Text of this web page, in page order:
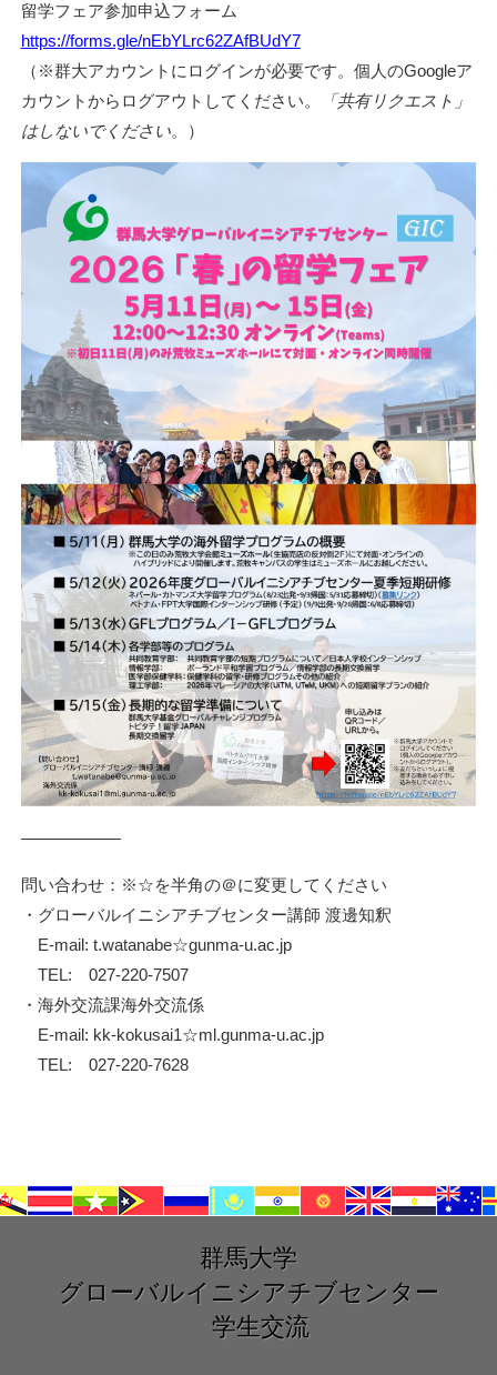
留学フェア参加申込フォーム
https://forms.gle/nEbYLrc62ZAfBUdY7
（※群大アカウントにログインが必要です。個人のGoogleア
カウントからログアウトしてください。
「共有リクエスト」
はしないでください。）
——————
問い合わせ：※☆を半角の＠に変更してください
・グローバルイニシアチブセンター講師 渡邊知釈
E-mail: t.watanabe☆gunma-u.ac.jp
TEL: 027-220-7507
・海外交流課海外交流係
E-mail: kk-kokusai1☆ml.gunma-u.ac.jp
TEL: 027-220-7628
群馬大学
グローバルイニシアチブセンター
学生交流